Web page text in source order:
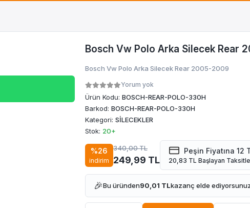
Bosch Vw Polo Arka Silecek Rear
Bosch Vw Polo Arka Silecek Rear 2005-2009
Yorum yok
Ürün Kodu: BOSCH-REAR-POLO-330H
Barkod: BOSCH-REAR-POLO-330H
Kategori: SİLECEKLER
Stok: 20+
%26
indirim
340,00 TL
249,99 TL
Peşin Fiyatına 12
20,83 TL Başlayan Taksitle
🎉Bu üründen90,01 TLkazanç elde